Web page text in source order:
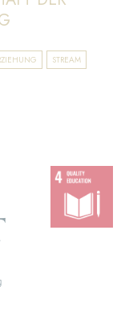
STREAM